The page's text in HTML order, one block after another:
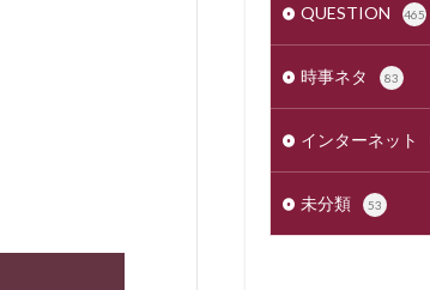
QUESTION 465
時事ネタ 83
インターネット
未分類 53